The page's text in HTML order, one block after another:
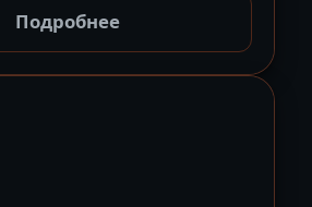
Подробнее